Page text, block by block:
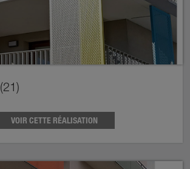
VOIR CETTE RÉALISATION